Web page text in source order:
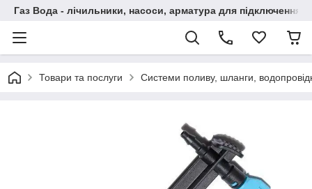
Газ Вода - лічильники, насоси, арматура для підключення,
Товари та послуги Системи поливу, шланги,